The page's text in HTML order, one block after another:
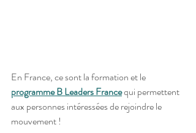
En France, ce sont la formation et le
programme B Leaders France qui permettent
aux personnes intéressées de rejoindre le
mouvement !